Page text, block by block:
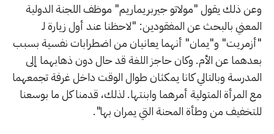
وعن ذلك يقول "مولاتو جيربريماريم" موظف اللجنة الدولية
المعني بالبحث عن المفقودين: "لاحظنا عند أول زيارة لـ
"أزمريت" و"يمان" أنهما يعانيان من اضطرابات نفسية بسبب
بعدهما عن الأم. وكان حاجز اللغة قد حال دون ذهابهما إلى
المدرسة وبالتالي كانا يمكثان طوال الوقت داخل غرفة تجمعهما
مع المرأة المتولية أمرهما وابنتها. لذلك، قدمنا كل ما بوسعنا
للتخفيف من وطأة المحنة التي يمران بها".